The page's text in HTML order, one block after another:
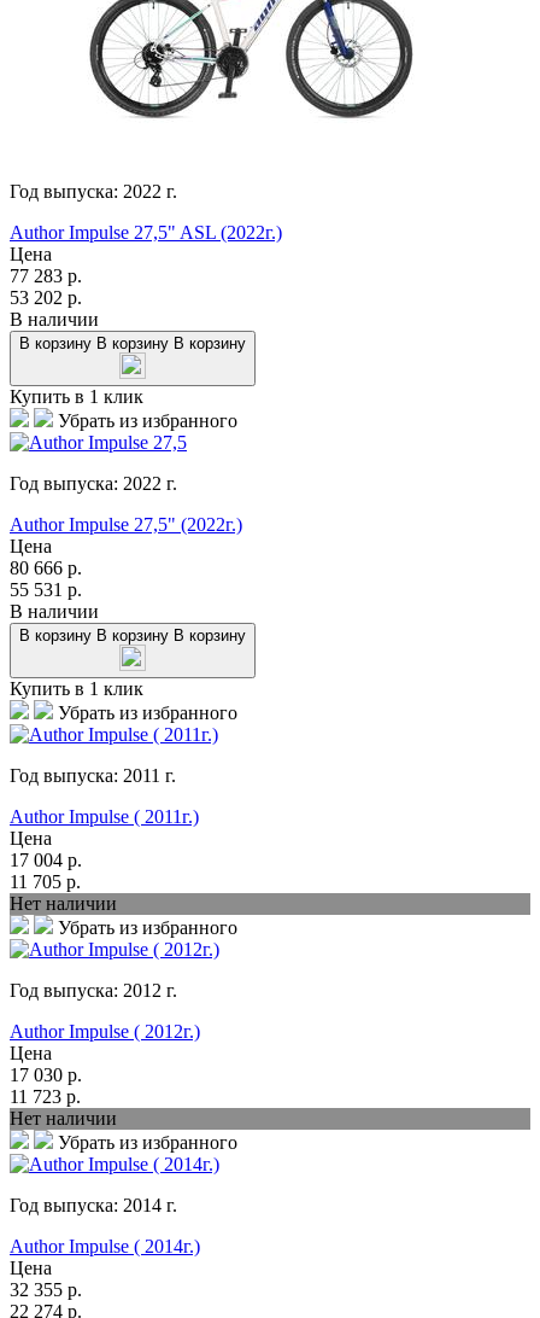
Год выпуска: 2022 г.
Author Impulse 27,5" ASL (2022г.)
Цена
77 283 р.
53 202 р.
В наличии
В корзину В корзину В корзину
Купить в 1 клик
Убрать из избранного
Год выпуска: 2022 г.
Author Impulse 27,5" (2022г.)
Цена
80 666 р.
55 531 р.
В наличии
В корзину В корзину В корзину
Купить в 1 клик
Убрать из избранного
Год выпуска: 2011 г.
Author Impulse ( 2011г.)
Цена
17 004 р.
11 705 р.
Нет наличии
Убрать из избранного
Год выпуска: 2012 г.
Author Impulse ( 2012г.)
Цена
17 030 р.
11 723 р.
Нет наличии
Убрать из избранного
Год выпуска: 2014 г.
Author Impulse ( 2014г.)
Цена
32 355 р.
22 274 р.